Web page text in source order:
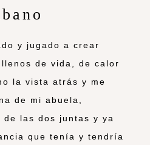
y jugado a crear
de vida, de calor
la vista atrás y me
de mi abuela,
de las dos juntas y ya
que tenía y tendría